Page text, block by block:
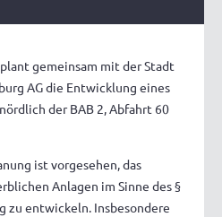
gemeinsam mit der Stadt
AG die Entwicklung eines
der BAB 2, Abfahrt 60
ist vorgesehen, das
Anlagen im Sinne des §
zu entwickeln. Insbesondere